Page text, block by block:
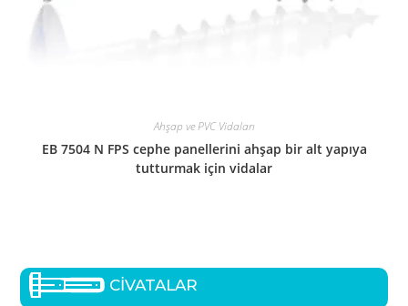
Ahşap ve PVC Vidaları
EB 7504 N FPS cephe panellerini ahşap bir alt yapıya
tutturmak için vidalar
CİVATALAR